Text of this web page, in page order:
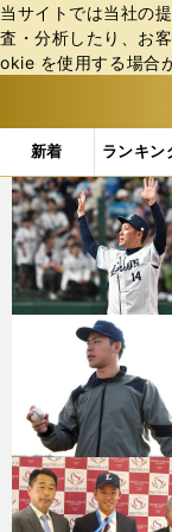
当サイトでは当社の
査・分析したり、お
okie を使⽤する場合
新着 ランキン
b
ス
ポ
ル
テ
ィ
ー
バ
「#水上由伸